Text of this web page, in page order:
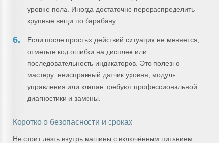
уровне пола. Иногда достаточно перераспределить
крупные вещи по барабану.
Если после простых действий ситуация не меняется,
отметьте код ошибки на дисплее или
последовательность индикаторов. Это полезно
мастеру: неисправный датчик уровня, модуль
управления или клапан требуют профессиональной
диагностики и замены.
Коротко о безопасности и сроках
Не стоит лезть внутрь машины с включённым питанием.